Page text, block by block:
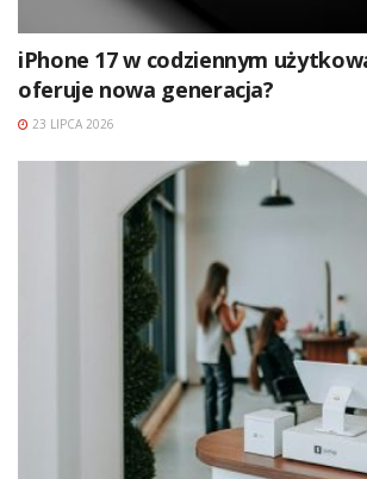
iPhone 17 w codziennym
oferuje nowa generacja?
23 LIPCA 2026